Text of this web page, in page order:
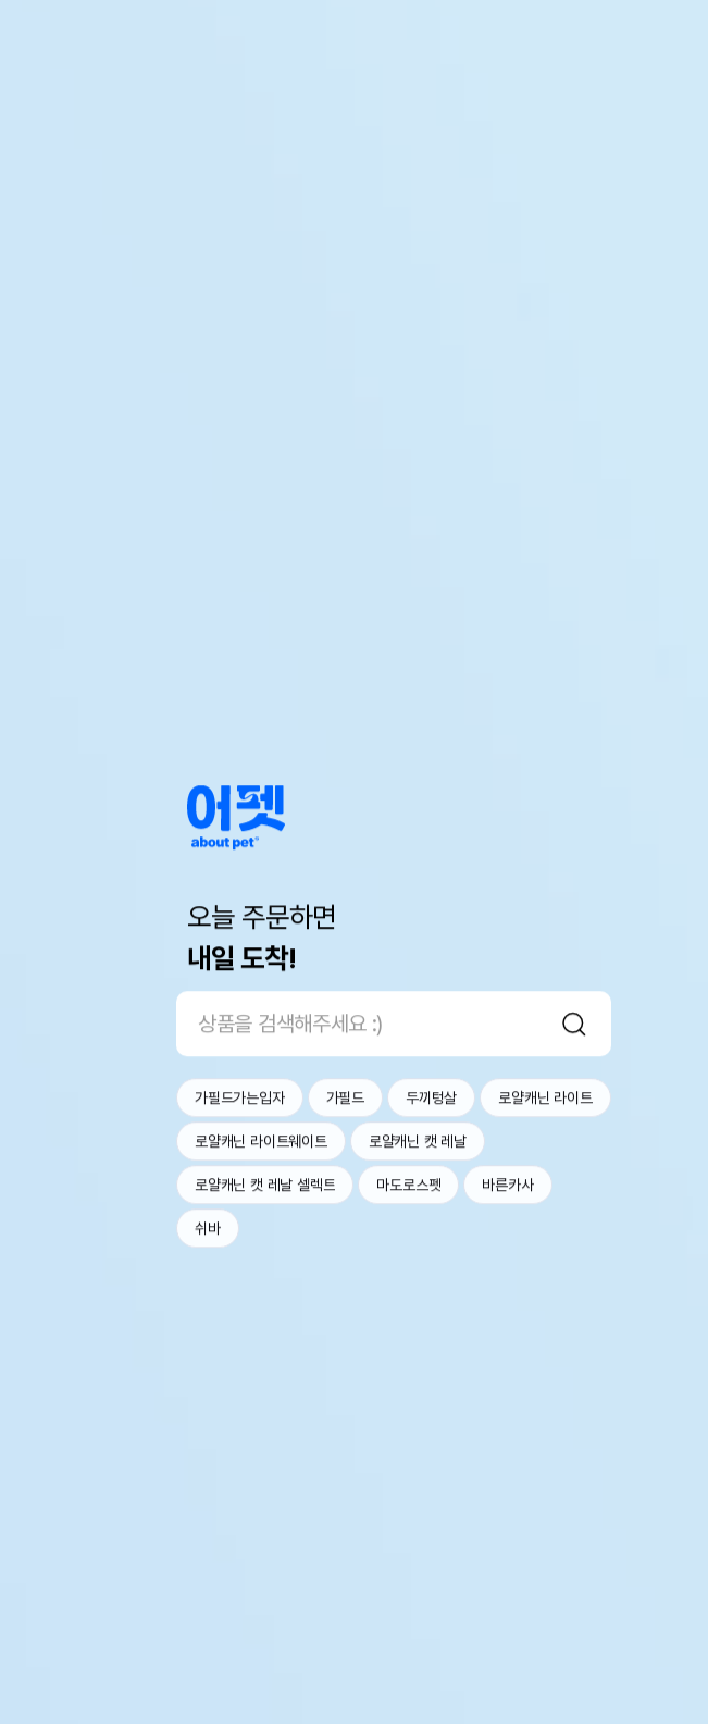
오늘 주문하면
내일 도착!
가필드가는입자 가필드 두끼텅살 로얄캐닌 라이트
로얄캐닌 라이트웨이트 로얄캐닌 캣 레날
로얄캐닌 캣 레날 셀렉트 마도로스펫 바른카사
쉬바